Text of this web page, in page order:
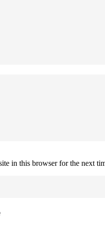
in this browser for the next